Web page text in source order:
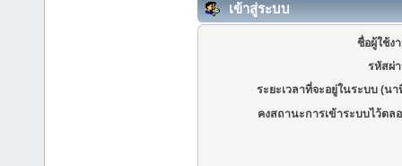
เข้าสู่ระบบ
ชื่อผู้ใช้ง
รหัสผ่
ระยะเวลาที่จะอยู่ในระบบ (นา
คงสถานะการเข้าระบบไว้ตล